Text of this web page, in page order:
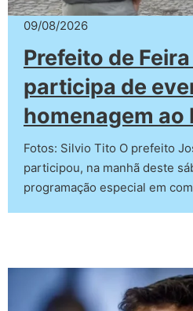
09/08/2026
Prefeito de
participa de
homenagem ao
Fotos: Silvio Tito O prefeito
participou, na manhã deste
programação especial em